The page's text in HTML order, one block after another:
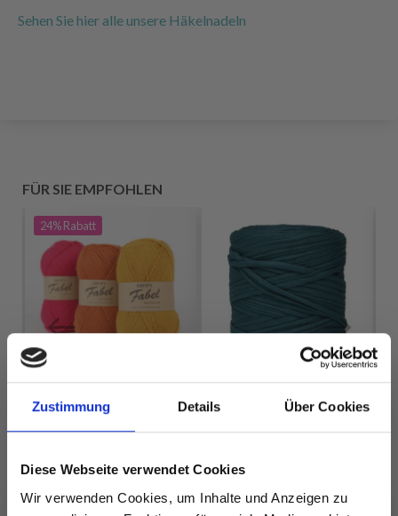
Zustimmung Details Über Cookies
Diese Webseite verwendet Cookies
Wir verwenden Cookies, um Inhalte und Anzeigen zu
Sehen Sie hier alle unsere Häkelnadeln
FÜR SIE EMPFOHLEN
24%Rabatt
COLOUR
EUR 1.75 EUR 2.30
HOBBYARTS
FABRICO